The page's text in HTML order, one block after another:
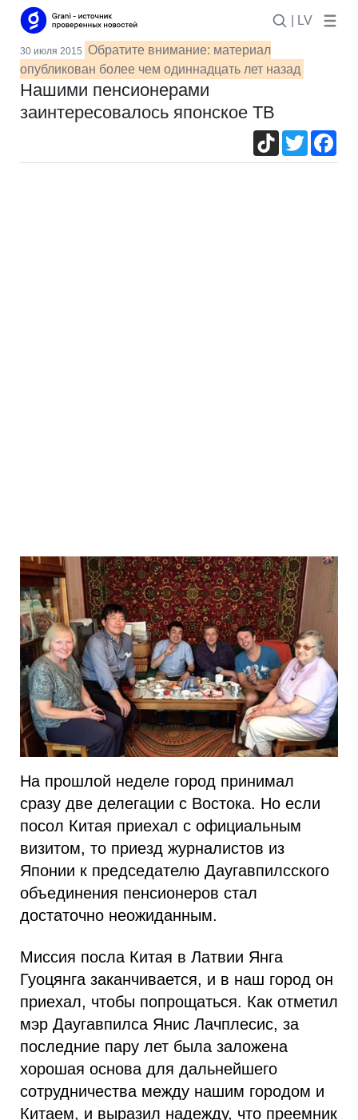
| LV
30 июля 2015 Обратите внимание: материал
опубликован более чем одиннадцать лет назад
Нашими пенсионерами
заинтересовалось японское ТВ
TikTokTwitter
На прошлой неделе город принимал
сразу две делегации с Востока. Но если
посол Китая приехал с официальным
визитом, то приезд журналистов из
Японии к председателю Даугавпилсского
объединения пенсионеров стал
достаточно неожиданным.
Миссия посла Китая в Латвии Янга
Гуоцянга заканчивается, и в наш город он
приехал, чтобы попрощаться. Как отметил
мэр Даугавпилса Янис Лачплесис, за
последние пару лет была заложена
хорошая основа для дальнейшего
сотрудничества между нашим городом и
Китаем, и выразил надежду, что преемник